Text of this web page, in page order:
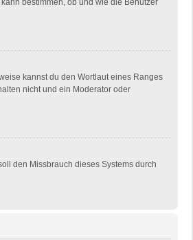
bestimmen, ob und wie die Benutzer
kannst du den Wortlaut eines Ranges
nicht und ein Moderator oder
den Missbrauch dieses Systems durch